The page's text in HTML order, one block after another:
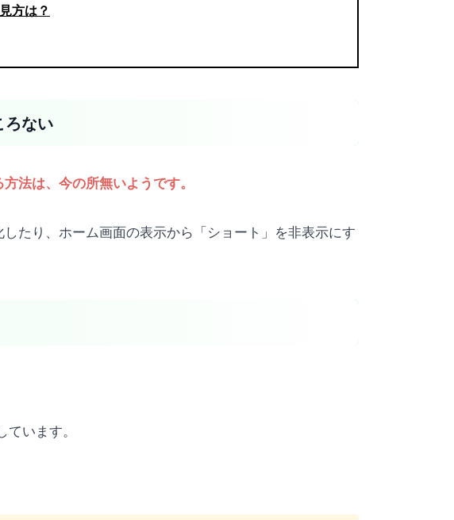
方は？
ろない
法は、今の所無いようです。
たり、ホーム画面の表示から「ショート」を非表示にす
います。